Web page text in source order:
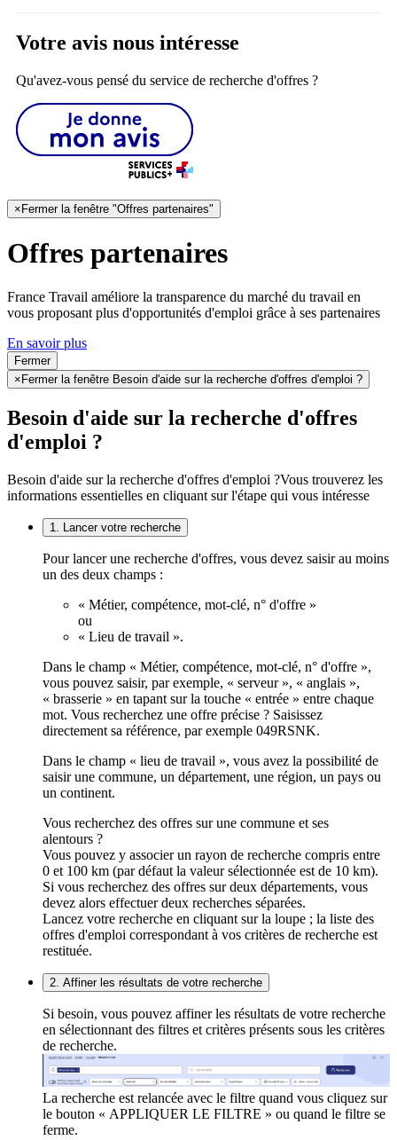
Votre avis nous intéresse
Qu'avez-vous pensé du service de recherche d'offres ?
× Fermer la fenêtre "Offres partenaires"
Offres partenaires
France Travail améliore la transparence du marché du travail en
vous proposant plus d'opportunités d'emploi grâce à ses partenaires
En savoir plus
Fermer
× Fermer la fenêtre Besoin d'aide sur la recherche d'offres d'emploi ?
Besoin d'aide sur la recherche d'offres
d'emploi ?
Besoin d'aide sur la recherche d'offres d'emploi ?Vous trouverez les
informations essentielles en cliquant sur l'étape qui vous intéresse
1. Lancer votre recherche
Pour lancer une recherche d'offres, vous devez saisir au moins
un des deux champs :
« Métier, compétence, mot-clé, n° d'offre »
ou
« Lieu de travail ».
Dans le champ « Métier, compétence, mot-clé, n° d'offre »,
vous pouvez saisir, par exemple, « serveur », « anglais »,
« brasserie » en tapant sur la touche « entrée » entre chaque
mot. Vous recherchez une offre précise ? Saisissez
directement sa référence, par exemple 049RSNK.
Dans le champ « lieu de travail », vous avez la possibilité de
saisir une commune, un département, une région, un pays ou
un continent.
Vous recherchez des offres sur une commune et ses
alentours ?
Vous pouvez y associer un rayon de recherche compris entre
0 et 100 km (par défaut la valeur sélectionnée est de 10 km).
Si vous recherchez des offres sur deux départements, vous
devez alors effectuer deux recherches séparées.
Lancez votre recherche en cliquant sur la loupe ; la liste des
offres d'emploi correspondant à vos critères de recherche est
restituée.
2. Affiner les résultats de votre recherche
Si besoin, vous pouvez affiner les résultats de votre recherche
en sélectionnant des filtres et critères présents sous les critères
de recherche.
La recherche est relancée avec le filtre quand vous cliquez sur
le bouton « APPLIQUER LE FILTRE » ou quand le filtre se
ferme.